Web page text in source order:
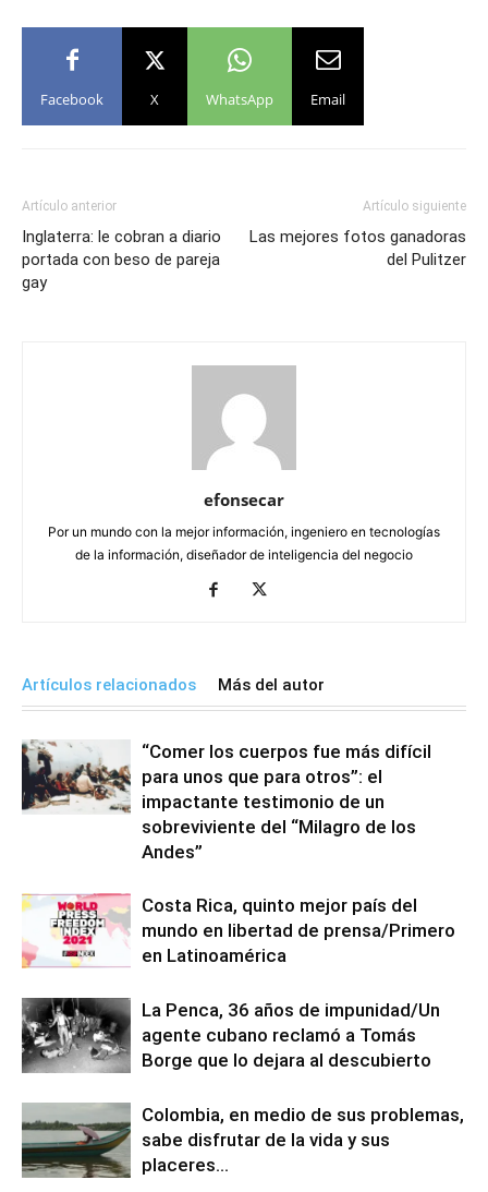
Facebook X WhatsApp Email
Artículo anterior
Inglaterra: le cobran a diario
portada con beso de pareja
gay
Artículo siguiente
Las mejores fotos ganadoras
del Pulitzer
efonsecar
Por un mundo con la mejor información, ingeniero en tecnologías
de la información, diseñador de inteligencia del negocio
Artículos relacionados Más del autor
“Comer los cuerpos fue más difícil
para unos que para otros”: el
impactante testimonio de un
sobreviviente del “Milagro de los
Andes”
Costa Rica, quinto mejor país del
mundo en libertad de prensa/Primero
en Latinoamérica
La Penca, 36 años de impunidad/Un
agente cubano reclamó a Tomás
Borge que lo dejara al descubierto
Colombia, en medio de sus problemas,
sabe disfrutar de la vida y sus
placeres…